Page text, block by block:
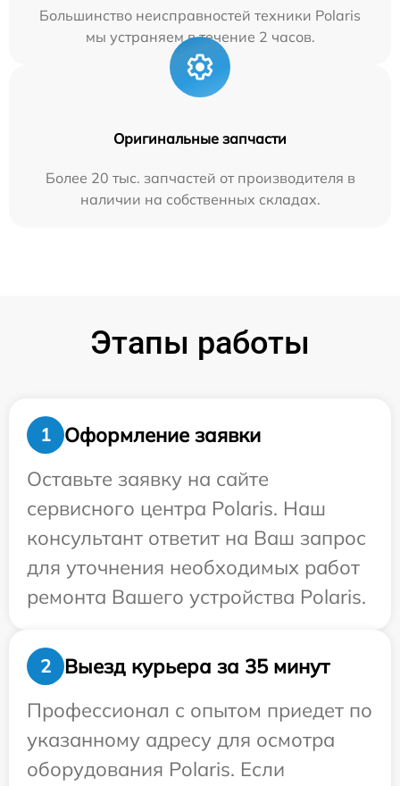
Большинство неисправностей техники Polaris
мы устраняем в течение 2 часов.
Оригинальные запчасти
Более 20 тыс. запчастей от производителя в
наличии на собственных складах.
Этапы работы
1
Оформление заявки
Оставьте заявку на сайте
сервисного центра Polaris. Наш
консультант ответит на Ваш запрос
для уточнения необходимых работ
ремонта Вашего устройства Polaris.
2
Выезд курьера за 35 минут
Профессионал с опытом приедет по
указанному адресу для осмотра
оборудования Polaris. Если